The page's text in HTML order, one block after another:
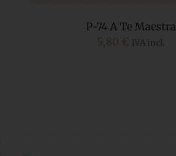
P-74 A Te Maestra
5,80 € IVA incl.